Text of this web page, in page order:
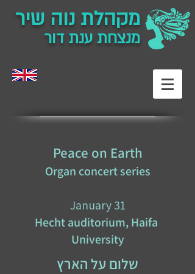
מקהלת נוה שיר
מנצחת ענת דור
Peace on Earth
Organ concert series
January 31
Hecht auditorium, Haifa
University
שלום על הארץ